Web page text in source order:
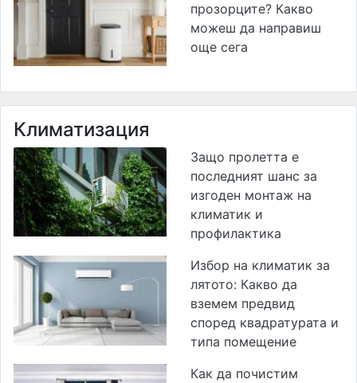
прозорците? Какво
можеш да направиш
още сега
Климатизация
Защо пролетта е
последният шанс за
изгоден монтаж на
климатик и
профилактика
Избор на климатик за
лятото: Какво да
вземем предвид
според квадратурата и
типа помещение
Как да почистим